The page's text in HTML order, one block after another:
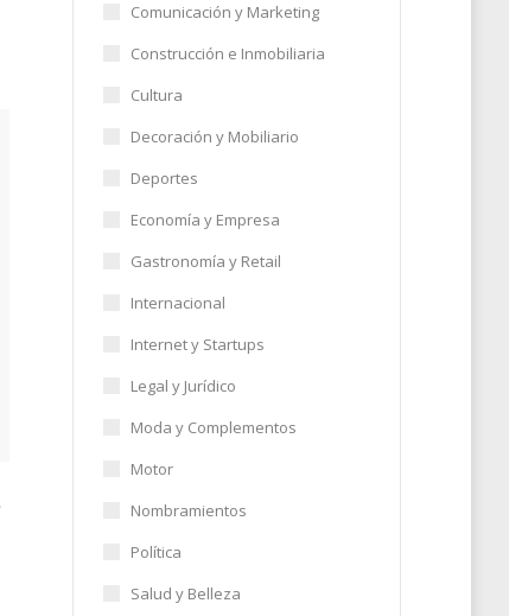
Comunicación y Marketing
Construcción e Inmobiliaria
Cultura
Decoración y Mobiliario
Deportes
Economía y Empresa
Gastronomía y Retail
Internacional
Internet y Startups
Legal y Jurídico
Moda y Complementos
Motor
Nombramientos
Política
Salud y Belleza